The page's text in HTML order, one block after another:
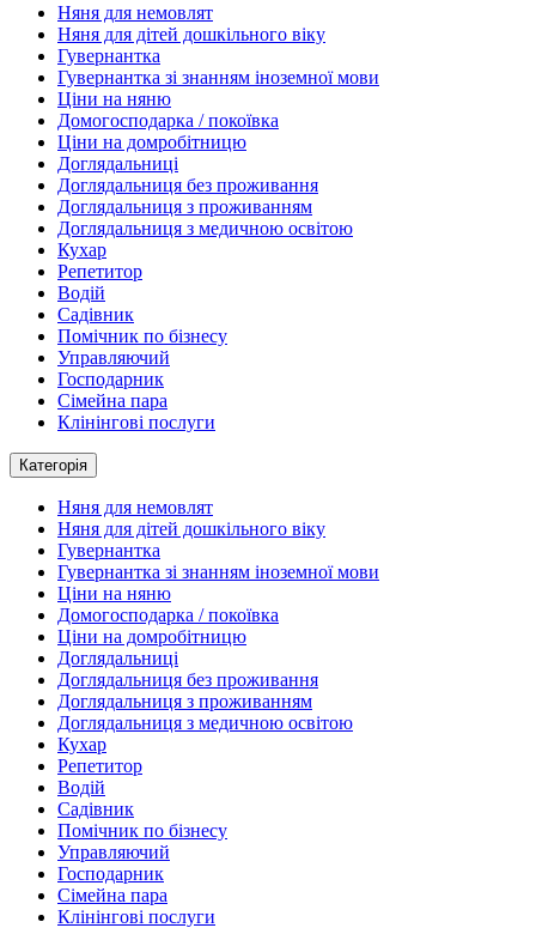
Няня для немовлят
Няня для дітей дошкільного віку
Гувернантка
Гувернантка зі знанням іноземної мови
Ціни на няню
Домогосподарка / покоївка
Ціни на домробітницю
Доглядальниці
Доглядальниця без проживання
Доглядальниця з проживанням
Доглядальниця з медичною освітою
Кухар
Репетитор
Водій
Садівник
Помічник по бізнесу
Управляючий
Господарник
Сімейна пара
Клінінгові послуги
Категорія
Няня для немовлят
Няня для дітей дошкільного віку
Гувернантка
Гувернантка зі знанням іноземної мови
Ціни на няню
Домогосподарка / покоївка
Ціни на домробітницю
Доглядальниці
Доглядальниця без проживання
Доглядальниця з проживанням
Доглядальниця з медичною освітою
Кухар
Репетитор
Водій
Садівник
Помічник по бізнесу
Управляючий
Господарник
Сімейна пара
Клінінгові послуги